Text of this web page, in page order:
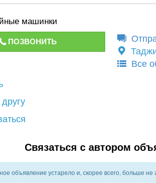
машинки
ПОЗВОНИТЬ
Все
Связаться с автором
объявление устарело и, скорее всего, больше не